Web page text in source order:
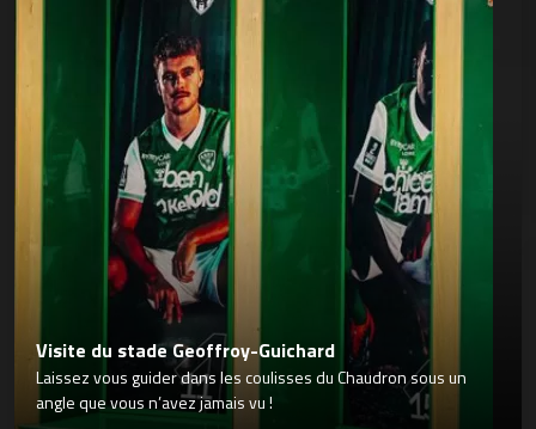
Visite du stade Geoffroy-Guichard
Laissez vous guider dans les coulisses du Chaudron sous un
angle que vous n’avez jamais vu !